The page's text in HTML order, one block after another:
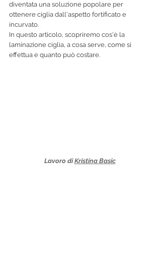
diventata una soluzione popolare per
ottenere ciglia dall'aspetto fortificato e
incurvato.
In questo articolo, scopriremo cos'è la
laminazione ciglia, a cosa serve, come si
effettua e quanto può costare.
Lavoro di Kristina Basic